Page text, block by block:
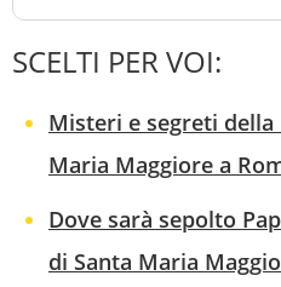
SCELTI PER VOI:
Misteri e segreti della
Maria Maggiore a
Dove sarà sepolto
di Santa Maria